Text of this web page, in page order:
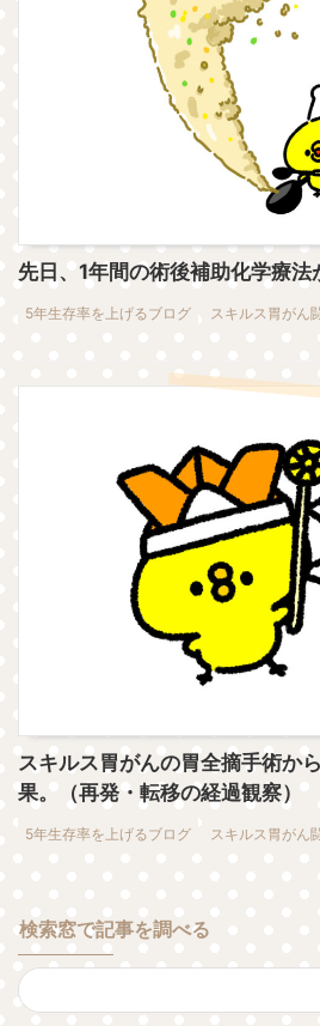
先日、1年間の術後補助化学療法
5年生存率を上げるブログ スキルス胃がん
スキルス胃がんの胃全摘手術か
果。（再発・転移の経過観察）
5年生存率を上げるブログ スキルス胃がん
検索窓で記事を調べる